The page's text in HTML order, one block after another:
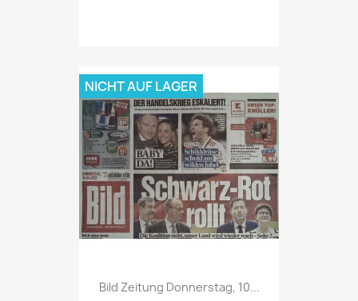
Vorschau
Bild Zeitung Donnerstag, 10...
NICHT AUF LAGER